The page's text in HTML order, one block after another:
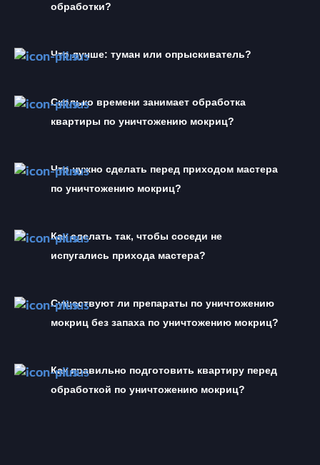
обработки?
Что лучше: туман или опрыскиватель?
Сколько времени занимает обработка
квартиры по уничтожению мокриц?
Что нужно сделать перед приходом мастера
по уничтожению мокриц?
Как сделать так, чтобы соседи не
испугались прихода мастера?
Существуют ли препараты по уничтожению
мокриц без запаха по уничтожению мокриц?
Как правильно подготовить квартиру перед
обработкой по уничтожению мокриц?